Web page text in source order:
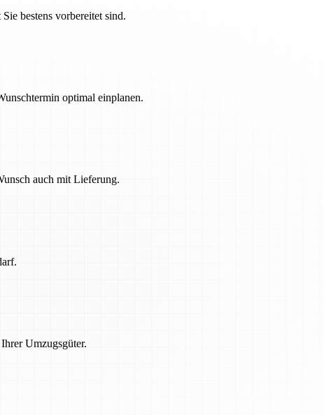
bestens vorbereitet sind.
optimal einplanen.
auch mit Lieferung.
Umzugsgüter.